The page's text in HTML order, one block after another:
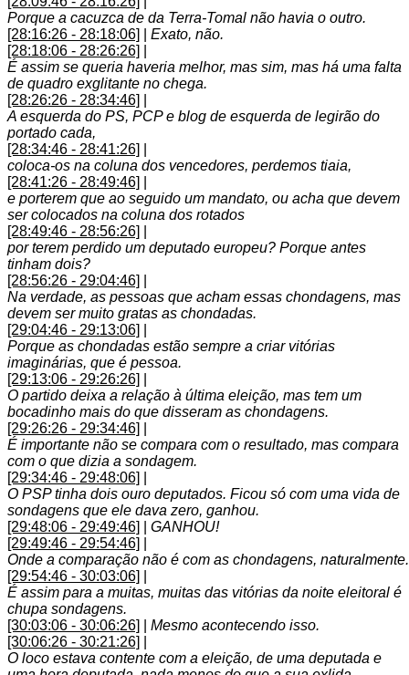
Porque a cacuzca de da Terra-Tomal não havia o outro.
[28:16:26 - 28:18:06]
Exato, não.
[28:18:06 - 28:26:26]
É assim se queria haveria melhor, mas sim, mas há uma falta
de quadro exglitante no chega.
[28:26:26 - 28:34:46]
A esquerda do PS, PCP e blog de esquerda de legirão do
portado cada,
[28:34:46 - 28:41:26]
coloca-os na coluna dos vencedores, perdemos tiaia,
[28:41:26 - 28:49:46]
e porterem que ao seguido um mandato, ou acha que devem
ser colocados na coluna dos rotados
[28:49:46 - 28:56:26]
por terem perdido um deputado europeu? Porque antes
tinham dois?
[28:56:26 - 29:04:46]
Na verdade, as pessoas que acham essas chondagens, mas
devem ser muito gratas as chondadas.
[29:04:46 - 29:13:06]
Porque as chondadas estão sempre a criar vitórias
imaginárias, que é pessoa.
[29:13:06 - 29:26:26]
O partido deixa a relação à última eleição, mas tem um
bocadinho mais do que disseram as chondagens.
[29:26:26 - 29:34:46]
É importante não se compara com o resultado, mas compara
com o que dizia a sondagem.
[29:34:46 - 29:48:06]
O PSP tinha dois ouro deputados. Ficou só com uma vida de
sondagens que ele dava zero, ganhou.
[29:48:06 - 29:49:46]
GANHOU!
[29:49:46 - 29:54:46]
Onde a comparação não é com as chondagens, naturalmente.
[29:54:46 - 30:03:06]
É assim para a muitas, muitas das vitórias da noite eleitoral é
chupa sondagens.
[30:03:06 - 30:06:26]
Mesmo acontecendo isso.
[30:06:26 - 30:21:26]
O loco estava contente com a eleição, de uma deputada e